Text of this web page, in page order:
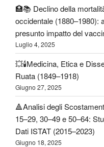
🏥📚 Declino della
occidentale (1880–1980):
presunto impatto del
Luglio 4, 2025
💥🕯️Medicina, Etica e
Ruata (1849–1918)
Giugno 27, 2025
🔺Analisi degli
15–29, 30–49 e 50–64:
Dati ISTAT (2015–2023)
Giugno 18, 2025